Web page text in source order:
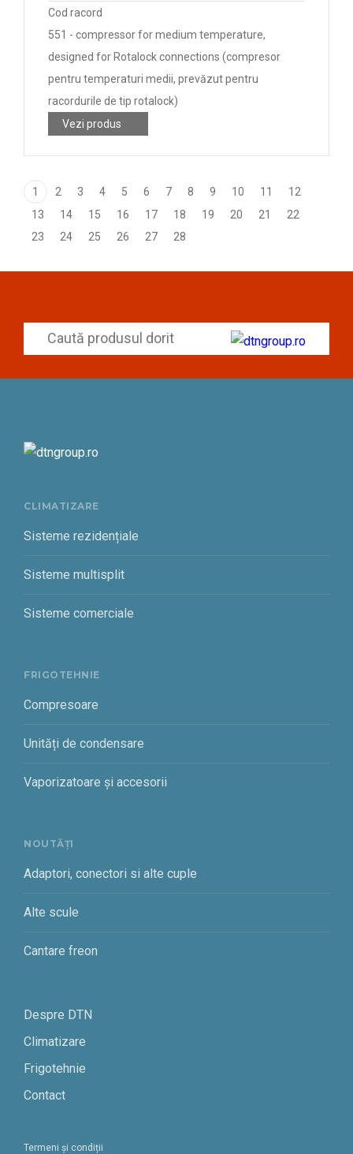
Cod racord
551 - compressor for medium temperature,
designed for Rotalock connections (compresor
pentru temperaturi medii, prevăzut pentru
racordurile de tip rotalock)
Vezi produs
1 2 3 4 5 6 7 8 9 10 11
12
13
14 15 16 17 18 19 20 21
22
23
24 25 26 27 28
CLIMATIZARE
Sisteme rezidențiale
Sisteme multisplit
Sisteme comerciale
FRIGOTEHNIE
Compresoare
Unități de condensare
Vaporizatoare și accesorii
NOUTĂȚI
Adaptori, conectori si alte cuple
Alte scule
Cantare freon
Despre DTN
Climatizare
Frigotehnie
Contact
Termeni și condiții